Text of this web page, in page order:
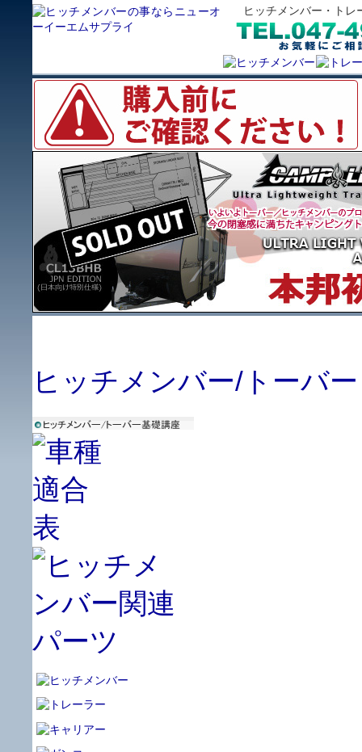
ヒッチメンバー・ト
ヒッチメンバー/トーバー